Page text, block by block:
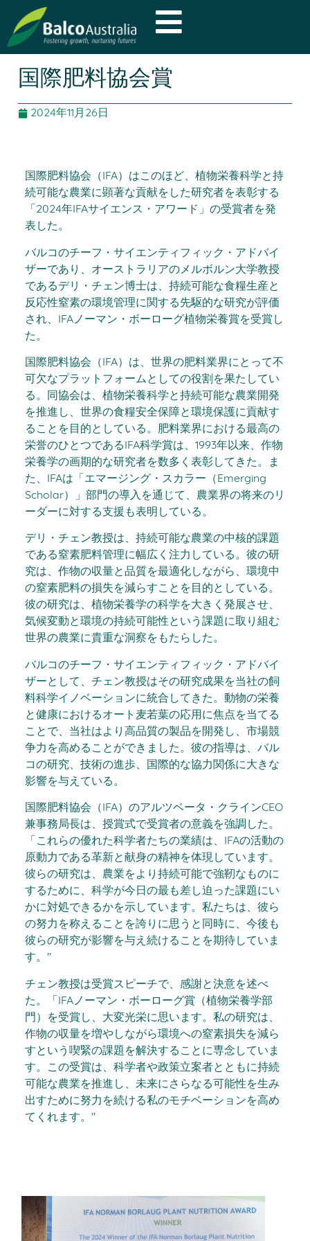
国際肥料協会賞
2024年11月26日
国際肥料協会（IFA）はこのほど、植物栄養科学と持
続可能な農業に顕著な貢献をした研究者を表彰する
「2024年IFAサイエンス・アワード」の受賞者を発
表した。
バルコのチーフ・サイエンティフィック・アドバイ
ザーであり、オーストラリアのメルボルン大学教授
であるデリ・チェン博士は、持続可能な食糧生産と
反応性窒素の環境管理に関する先駆的な研究が評価
され、IFAノーマン・ボーローグ植物栄養賞を受賞し
た。
国際肥料協会（IFA）は、世界の肥料業界にとって不
可欠なプラットフォームとしての役割を果たしてい
る。同協会は、植物栄養科学と持続可能な農業開発
を推進し、世界の食糧安全保障と環境保護に貢献す
ることを目的としている。肥料業界における最高の
栄誉のひとつであるIFA科学賞は、1993年以来、作物
栄養学の画期的な研究者を数多く表彰してきた。ま
た、IFAは「エマージング・スカラー（Emerging
Scholar）」部門の導入を通じて、農業界の将来のリ
ーダーに対する支援も表明している。
デリ・チェン教授は、持続可能な農業の中核的課題
である窒素肥料管理に幅広く注力している。彼の研
究は、作物の収量と品質を最適化しながら、環境中
の窒素肥料の損失を減らすことを目的としている。
彼の研究は、植物栄養学の科学を大きく発展させ、
気候変動と環境の持続可能性という課題に取り組む
世界の農業に貴重な洞察をもたらした。
バルコのチーフ・サイエンティフィック・アドバイ
ザーとして、チェン教授はその研究成果を当社の飼
料科学イノベーションに統合してきた。動物の栄養
と健康におけるオート麦若葉の応用に焦点を当てる
ことで、当社はより高品質の製品を開発し、市場競
争力を高めることができました。彼の指導は、バル
コの研究、技術の進歩、国際的な協力関係に大きな
影響を与えている。
国際肥料協会（IFA）のアルツベータ・クラインCEO
兼事務局長は、授賞式で受賞者の意義を強調した。
「これらの優れた科学者たちの業績は、IFAの活動の
原動力である革新と献身の精神を体現しています。
彼らの研究は、農業をより持続可能で強靭なものに
するために、科学が今日の最も差し迫った課題にい
かに対処できるかを示しています。私たちは、彼ら
の努力を称えることを誇りに思うと同時に、今後も
彼らの研究が影響を与え続けることを期待していま
す。"
チェン教授は受賞スピーチで、感謝と決意を述べ
た。「IFAノーマン・ボーローグ賞（植物栄養学部
門）を受賞し、大変光栄に思います。私の研究は、
作物の収量を増やしながら環境への窒素損失を減ら
すという喫緊の課題を解決することに専念していま
す。この受賞は、科学者や政策立案者とともに持続
可能な農業を推進し、未来にさらなる可能性を生み
出すために努力を続ける私のモチベーションを高め
てくれます。"